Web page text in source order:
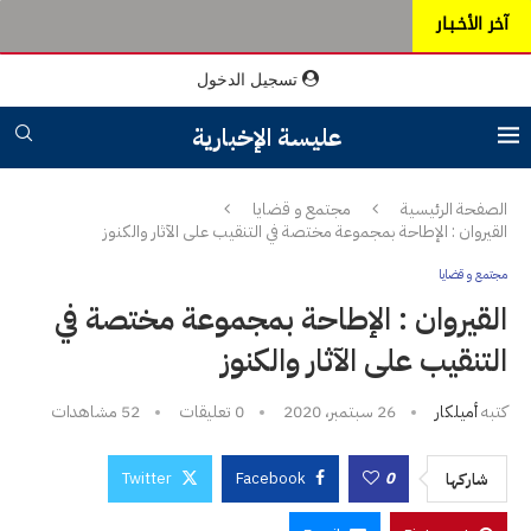
آخر الأخـبـار
تسجيل الدخول
عليسة الإخبارية
الصفحة الرئيسية
مجتمع و قضايا
القيروان : الإطاحة بمجموعة مختصة في التنقيب على الآثار والكنوز
مجتمع و قضايا
القيروان : الإطاحة بمجموعة مختصة في
التنقيب على الآثار والكنوز
كتبهأميلكار 26 سبتمبر، 2020 0 تعليقات 52 مشاهدات
شاركها 0
Facebook
Twitter